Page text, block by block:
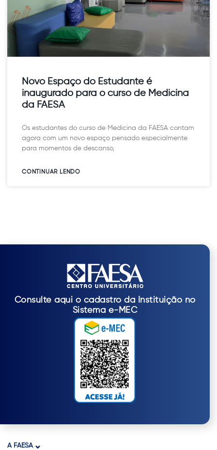
Novo Espaço do Estudante é
inaugurado para o curso de Medicina
da FAESA
Os estudantes do curso de Medicina da FAESA contam
agora com um novo espaço pensado especialmente
para momentos de descanso,
CONTINUAR LENDO​
Consulte aqui o cadastro da Instituição no
Sistema e-MEC
A FAESA